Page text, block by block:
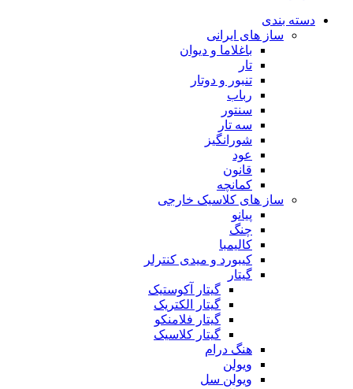
دسته بندی
ساز های ایرانی
باغلاما و دیوان
تار
تنبور و دوتار
رباب
سنتور
سه تار
شورانگیز
عود
قانون
کمانچه
ساز های کلاسیک خارجی
پیانو
چنگ
کالیمبا
کیبورد و میدی کنترلر
گیتار
گیتار آکوستیک
گیتار الکتریک
گیتار فلامنکو
گیتار کلاسیک
هنگ درام
ویولن
ویولن سل